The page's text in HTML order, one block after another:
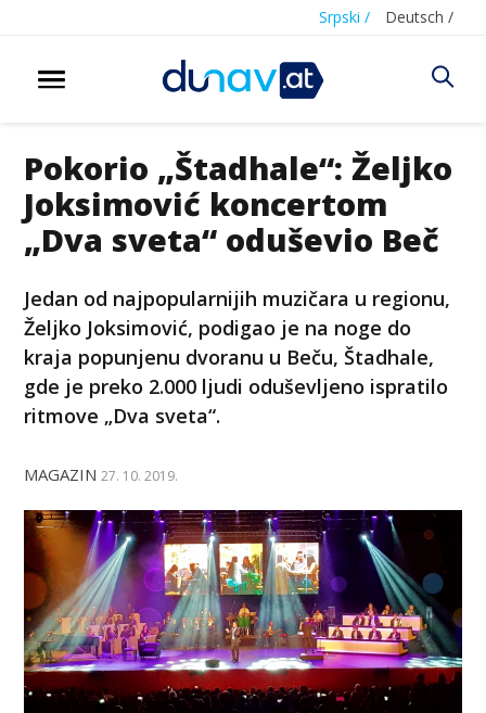
Srpski / Deutsch /
Pokorio „Štadhale“: Željko
Joksimović koncertom
„Dva sveta“ oduševio Beč
Jedan od najpopularnijih muzičara u regionu,
Željko Joksimović, podigao je na noge do
kraja popunjenu dvoranu u Beču, Štadhale,
gde je preko 2.000 ljudi oduševljeno ispratilo
ritmove „Dva sveta“.
MAGAZIN 27. 10. 2019.